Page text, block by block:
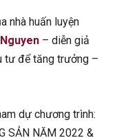
nhà huấn luyện
– diễn giả
tư để tăng trưởng –
dự chương trình:
SẢN NĂM 2022 &